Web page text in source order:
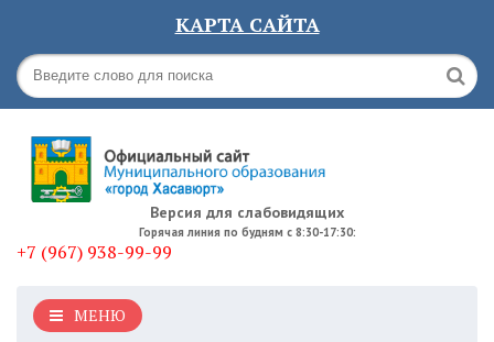
КАРТА САЙТА
Версия для слабовидящих
Горячая линия по будням с 8:30-17:30:
+7 (967) 938-99-99
МЕНЮ